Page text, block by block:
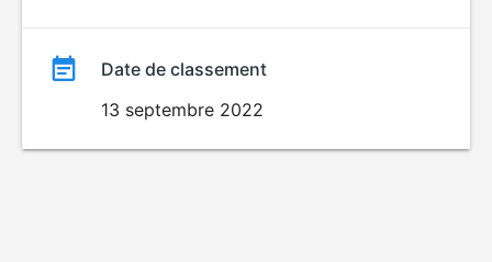
Date de classement
13 septembre 2022